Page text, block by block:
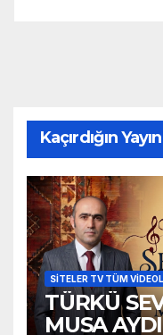
Kaçırdığın
SITELER TV TÜM
TÜRKÜ
MUSA